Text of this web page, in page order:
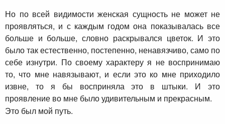
Но по всей видимости женская сущность не может не
проявляться, и с каждым годом она показывалась все
больше и больше, словно раскрывался цветок. И это
было так естественно, постепенно, ненавязчиво, само по
себе изнутри. По своему характеру я не воспринимаю
то, что мне навязывают, и если это ко мне приходило
извне, то я бы восприняла это в штыки. И это
проявление во мне было удивительным и прекрасным.
Это был мой путь.